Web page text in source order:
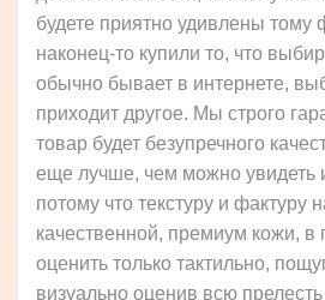
будете приятно удивлены тому
наконец-то купили то, что
обычно бывает в интернете,
приходит другое. Мы строго
товар будет безупречного
еще лучше, чем можно увидеть
потому что текстуру и фактуру
качественной, премиум кожи,
оценить только тактильно,
визуально оценив всю